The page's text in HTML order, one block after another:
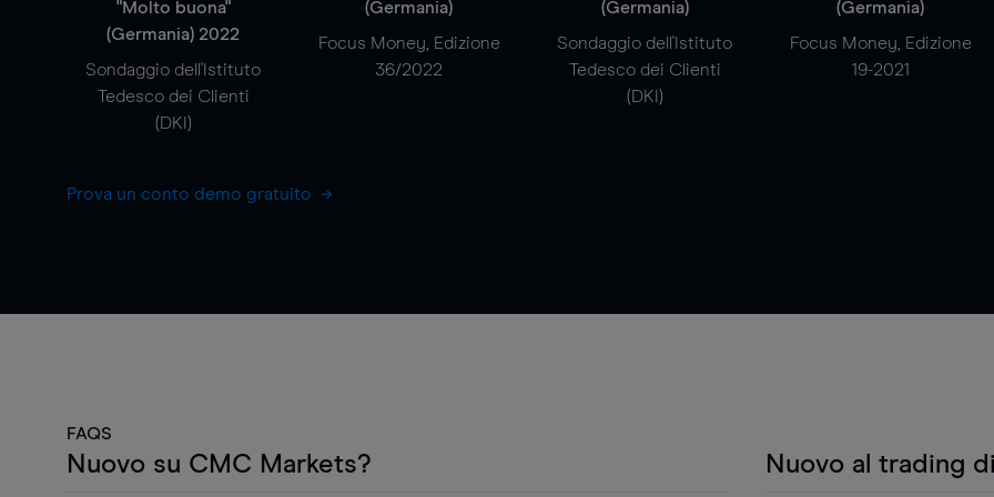
"Molto buona"
(Germania) 2022
Sondaggio dell'Istituto
Tedesco dei Clienti
(DKI)
(Germania)
Focus Money, Edizione
36/2022
(Germania)
Sondaggio dell'Istituto
Tedesco dei Clienti
(DKI)
(Germania)
Focus Money, Edizione
19-2021
Prova un conto demo gratuito
FAQS
Nuovo su CMC Markets? Nuovo al trading